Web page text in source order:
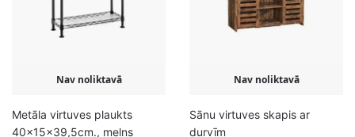
Nav noliktavā
Metāla virtuves plaukts
40x15x39,5cm., melns
Nav noliktavā
Sānu virtuves skapis ar
durvīm